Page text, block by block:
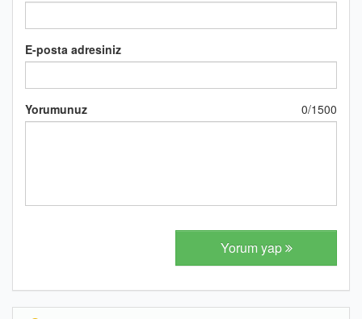
E-posta adresiniz
Yorumunuz 0/1500
Yorum yap